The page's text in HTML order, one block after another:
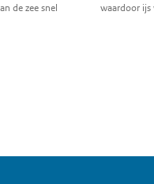
de zee snel
waardoor ijs